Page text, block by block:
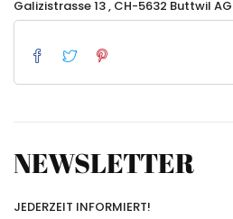
Galizistrasse 13 , CH-5632 Buttwil AG
NEWSLETTER
JEDERZEIT INFORMIERT!